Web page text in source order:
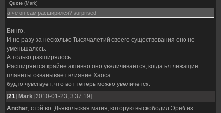
Quote (Mark)
а че он сам расширился? surprised
Бинго.
И не разу за несколько Тысячалетий своего существования оно не
уменьшалось.
А только разширялось.
Расширяется крайне активно оно увеличивается, когда ьл лежащие
планеты озванывает влияние Хаоса.
будто чувствует, что вот теперь можно увеличется.
[21] Mark [2010-01-23, 3:37:19]
Anchar, стой во: Дьявольская магия, которую высвободил Эреб из